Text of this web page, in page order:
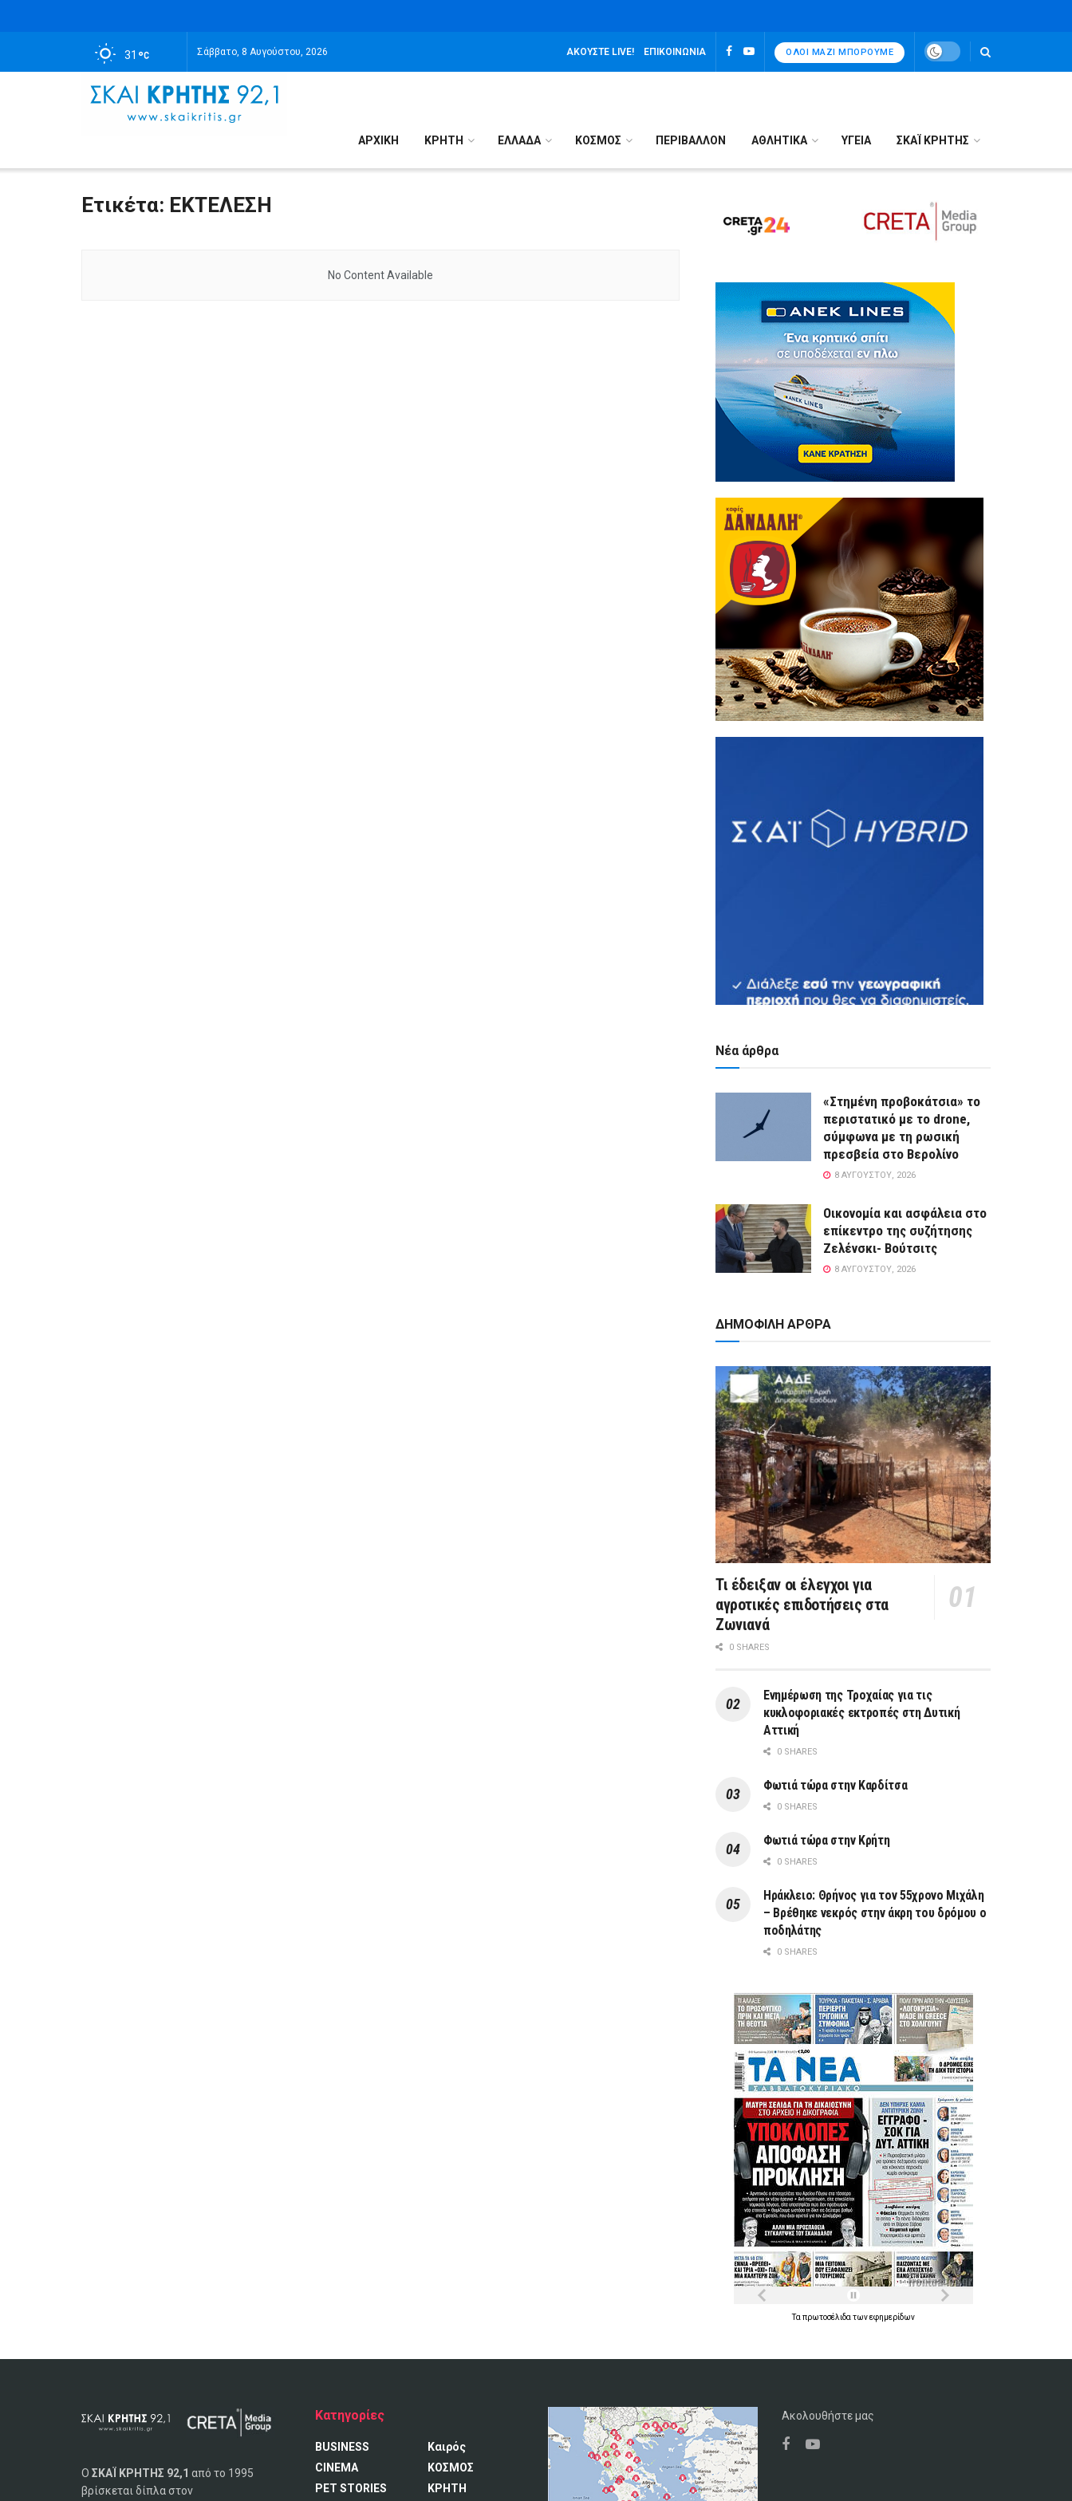
31 Σάββατο, 8 Αυγούστου, 2026 ΑΚΟΎΣΤΕ LIVE! ΕΠΙΚΟΙΝΩΝΊΑ ΌΛΟΙ ΜΑΖΊ ΜΠΟΡΟΎΜΕ
ΑΡΧΙΚΉ ΚΡΗΤΗ ΕΛΛΑΔΑ ΚΟΣΜΟΣ ΠΕΡΙΒΑΛΛΟΝ ΑΘΛΗΤΙΚΑ ΥΓΕΙΑ ΣΚΑΪ ΚΡΗΤΗΣ
Ετικέτα: ΕΚΤΕΛΕΣΗ
No Content Available
Νέα άρθρα
«Στημένη προβοκάτσια» το
περιστατικό με το drone,
σύμφωνα με τη ρωσική
πρεσβεία στο Βερολίνο
8 ΑΥΓΟΎΣΤΟΥ, 2026
Οικονομία και ασφάλεια στο
επίκεντρο της συζήτησης
Ζελένσκι- Βούτσιτς
8 ΑΥΓΟΎΣΤΟΥ, 2026
ΔΗΜΟΦΙΛΗ ΑΡΘΡΑ
Τι έδειξαν οι έλεγχοι για
αγροτικές επιδοτήσεις στα
Ζωνιανά
0 SHARES
Ενημέρωση της Τροχαίας για τις
κυκλοφοριακές εκτροπές στη Δυτική
Αττική
0 SHARES
Φωτιά τώρα στην Καρδίτσα
0 SHARES
Φωτιά τώρα στην Κρήτη
0 SHARES
Ηράκλειο: Θρήνος για τον 55χρονο Μιχάλη
– Βρέθηκε νεκρός στην άκρη του δρόμου ο
ποδηλάτης
0 SHARES
Τα πρωτοσέλιδα τωνεφημερίδων
Ο ΣΚΑΪ ΚΡΗΤΗΣ 92,1 από το 1995
βρίσκεται δίπλα στον
Κατηγορίες
BUSINESS
CINEMA
PET STORIES
Καιρός
ΚΟΣΜΟΣ
ΚΡΗΤΗ
Ακολουθήστε μας